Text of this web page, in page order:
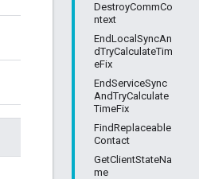
DestroyCommCo
ntext
EndLocalSyncAn
dTryCalculateTim
eFix
EndServiceSync
AndTryCalculate
TimeFix
FindReplaceable
Contact
GetClientStateNa
me